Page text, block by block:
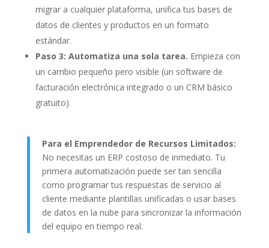
migrar a cualquier plataforma, unifica tus bases de
datos de clientes y productos en un formato
estándar.
Paso 3: Automatiza una sola tarea. Empieza con
un cambio pequeño pero visible (un software de
facturación electrónica integrado o un CRM básico
gratuito).
Para el Emprendedor de Recursos Limitados:
No necesitas un ERP costoso de inmediato. Tu
primera automatización puede ser tan sencilla
como programar tus respuestas de servicio al
cliente mediante plantillas unificadas o usar bases
de datos en la nube para sincronizar la información
del equipo en tiempo real.